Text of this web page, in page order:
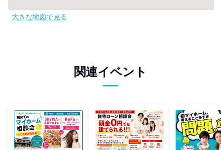
大きな地図で見る
関連イベント